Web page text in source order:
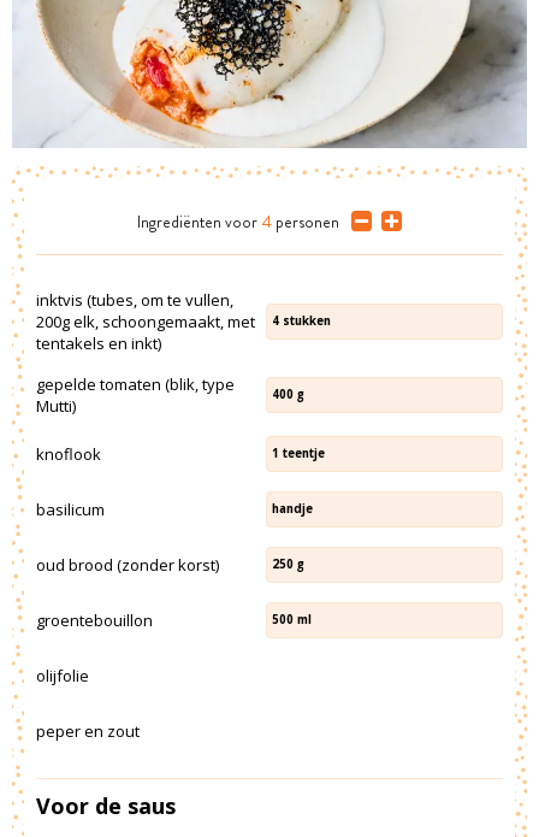
Ingrediënten voor 4 personen
inktvis (tubes, om te vullen,
200g elk, schoongemaakt, met
tentakels en inkt)
4 stukken
gepelde tomaten (blik, type
Mutti)
400 g
knoflook 1 teentje
basilicum handje
oud brood (zonder korst) 250 g
groentebouillon 500 ml
olijfolie
peper en zout
Voor de saus